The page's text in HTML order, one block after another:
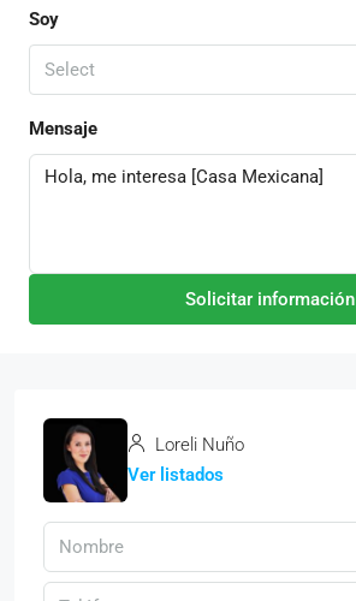
Soy
Select
Mensaje
Solicitar información
Loreli Nuño
Ver listados